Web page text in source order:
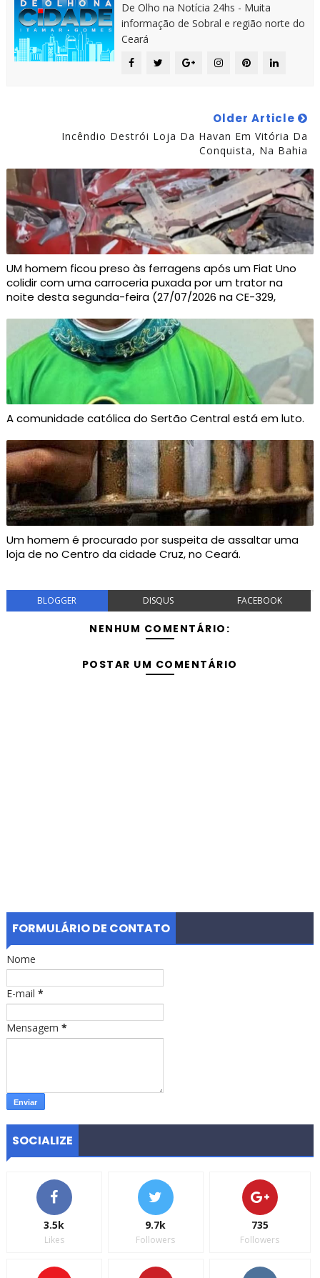
De Olho na Notícia 24hs - Muita
informação de Sobral e região norte do
Ceará
Older Article
Incêndio Destrói Loja Da Havan Em Vitória Da
Conquista, Na Bahia
UM homem ficou preso às ferragens após um Fiat Uno
colidir com uma carroceria puxada por um trator na
noite desta segunda-feira (27/07/2026 na CE-329,
A comunidade católica do Sertão Central está em luto.
Um homem é procurado por suspeita de assaltar uma
loja de no Centro da cidade Cruz, no Ceará.
BLOGGER DISQUS FACEBOOK
NENHUM COMENTÁRIO:
POSTAR UM COMENTÁRIO
FORMULÁRIO DE CONTATO
Nome
E-mail *
Mensagem *
SOCIALIZE
3.5k
Likes
9.7k
Followers
735
Followers